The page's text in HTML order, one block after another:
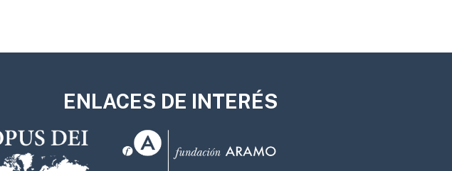
ENLACES DE INTERÉS